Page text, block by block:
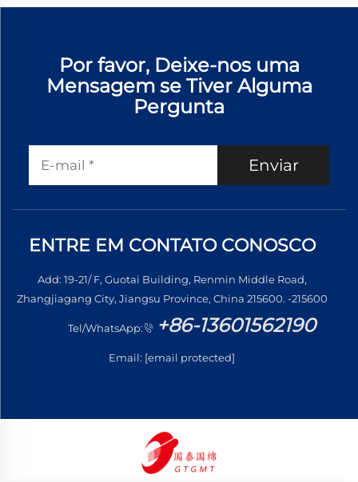
Por favor, Deixe-nos uma
Mensagem se Tiver Alguma
Pergunta
Enviar
ENTRE EM CONTATO CONOSCO
Add: 19-21/ F, Guotai Building, Renmin Middle Road,
Zhangjiagang City, Jiangsu Province, China 215600. -215600
Tel/WhatsApp: +86-13601562190
Email: [email protected]